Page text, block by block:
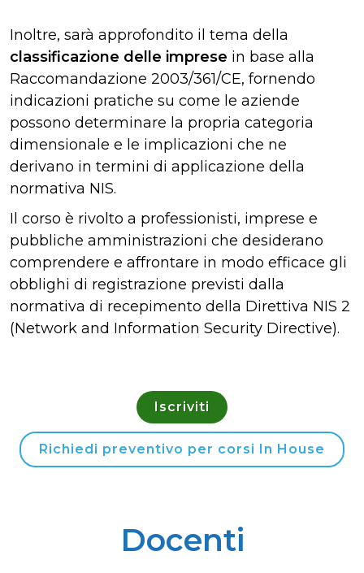
Inoltre, sarà approfondito il tema della
classificazione delle imprese in base alla
Raccomandazione 2003/361/CE, fornendo
indicazioni pratiche su come le aziende
possono determinare la propria categoria
dimensionale e le implicazioni che ne
derivano in termini di applicazione della
normativa NIS.
Il corso è rivolto a professionisti, imprese e
pubbliche amministrazioni che desiderano
comprendere e affrontare in modo efficace gli
obblighi di registrazione previsti dalla
normativa di recepimento della Direttiva NIS 2
(Network and Information Security Directive).
Iscriviti
Richiedi preventivo per corsi In House
Docenti